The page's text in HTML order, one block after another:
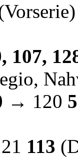
107,
→ 120
113